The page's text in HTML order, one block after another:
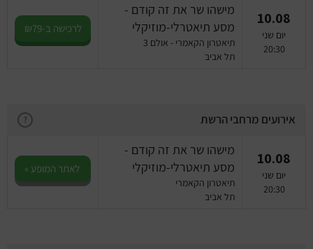
10.08
יום שני
20:30
מישהו שר את זה קודם -
מסע תיאטרלי-מוזיקלי
תיאטרון הקאמרי - אולם 3
תל אביב
לרכישה ב-₪79
אירועים מרחבי הרשת ?
10.08
יום שני
20:30
מישהו שר את זה קודם -
מסע תיאטרלי-מוזיקלי
תיאטרון הקאמרי
תל אביב
לאתר המופע »